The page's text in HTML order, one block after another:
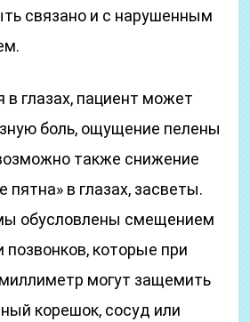
связано и с нарушенным
глазах, пациент может
боль, ощущение пелены
также снижение
пятна» в глазах, засветы.
обусловлены смещением
позвонков, которые при
могут защемить
корешок, сосуд или